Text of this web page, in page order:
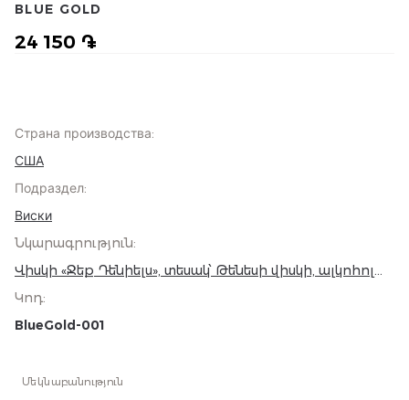
24 150 ֏
BLUE GOLD
Страна производства:
США
Подраздел:
Виски
Նկարագրություն:
Վիսկի «Ջեք Դենիելս», տեսակ՝ Թենեսի վիսկի, ալկոհոլ
Կոդ:
BlueGold-001
Մեկնաբանություն